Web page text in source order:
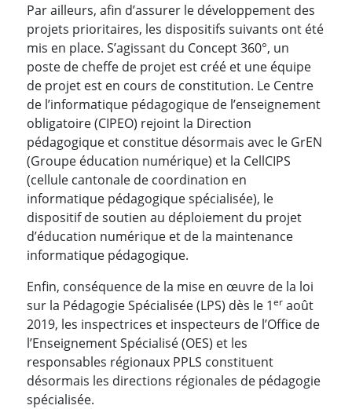
Par ailleurs, afin d’assurer le développement des
projets prioritaires, les dispositifs suivants ont été
mis en place. S’agissant du Concept 360°, un
poste de cheffe de projet est créé et une équipe
de projet est en cours de constitution. Le Centre
de l’informatique pédagogique de l’enseignement
obligatoire (CIPEO) rejoint la Direction
pédagogique et constitue désormais avec le GrEN
(Groupe éducation numérique) et la CellCIPS
(cellule cantonale de coordination en
informatique pédagogique spécialisée), le
dispositif de soutien au déploiement du projet
d’éducation numérique et de la maintenance
informatique pédagogique.
Enfin, conséquence de la mise en œuvre de la loi
sur la Pédagogie Spécialisée (LPS) dès le 1er août
2019, les inspectrices et inspecteurs de l’Office de
l’Enseignement Spécialisé (OES) et les
responsables régionaux PPLS constituent
désormais les directions régionales de pédagogie
spécialisée.